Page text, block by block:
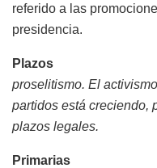
referido a las
presidencia.
Plazos
proselitismo. El
partidos está creciendo,
plazos legales.
Primarias